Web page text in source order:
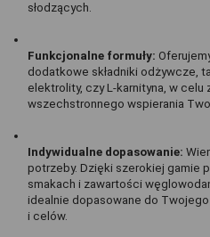
słodzących.
Funkcjonalne formuły:
dodatkowe składniki odżywcze,
elektrolity, czy L-karnityna, w
wszechstronnego wspierania
Indywidualne dopasowanie:
potrzeby. Dzięki szerokiej gamie
smakach i zawartości
idealnie dopasowane do
i celów.